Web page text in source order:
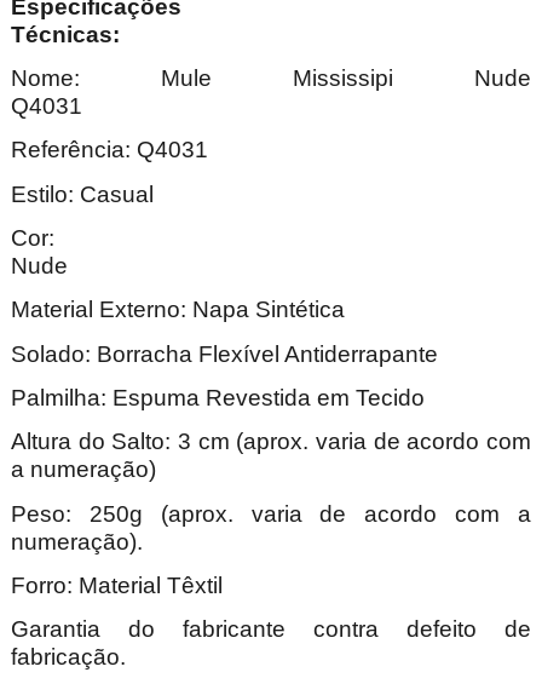
Especificações
Nome: Mule Mississipi Nude
Q4031
Referência: Q4031
Estilo: Casual
Cor:
Material Externo: Napa Sintética
Solado: Borracha Flexível Antiderrapante
Palmilha: Espuma Revestida em Tecido
Altura do Salto: 3 cm (aprox. varia de acordo com
a numeração)
Peso: 250g (aprox. varia de acordo com a
numeração).
Forro: Material Têxtil
Garantia do fabricante contra defeito de
fabricação.